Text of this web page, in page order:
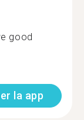
good
la app